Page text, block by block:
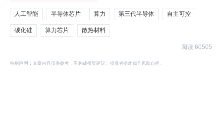
人工智能 半导体芯片 算力 第三代半导体 自主可控
碳化硅 算力芯片 散热材料
阅读 60505
特别声明：文章内容仅供参考，不构成投资建议。投资者据此操作风险自担。